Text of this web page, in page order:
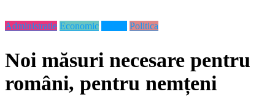
Administratie Economic Politica
Noi măsuri necesare pentru
români, pentru nemțeni